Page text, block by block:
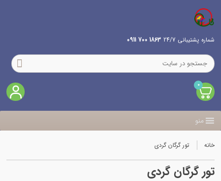
شماره پشتیبانی 24/7 1863 700 0911
0
منو
خانه تور گرگان گردی
تور گرگان گردی